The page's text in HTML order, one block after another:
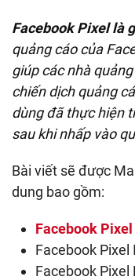
Facebook Pixel là
quảng cáo của
giúp các nhà
chiến dịch quảng
dùng đã thực hiện
sau khi nhấp vào
Bài viết sẽ được
dung bao gồm:
Facebook
Facebook Pixel
Facebook Pixel